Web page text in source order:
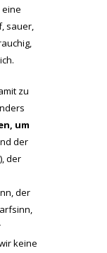
sauer,
zu
um
der
der
der
keine